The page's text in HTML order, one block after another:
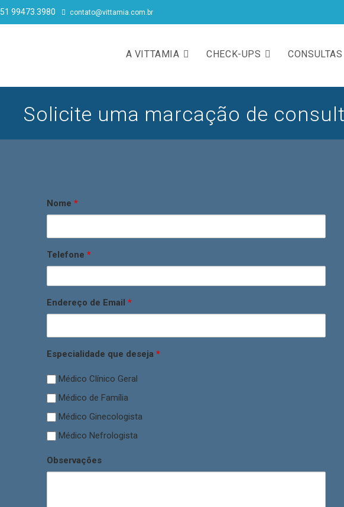
51 99473.3980 contato@vittamia.com.br
A VITTAMIA CHECK-UPS CONSULTAS
Solicite uma marcação de
Nome *
Telefone *
Endereço de Email *
Especialidade que deseja *
Médico Clínico Geral
Médico de Família
Médico Ginecologista
Médico Nefrologista
Observações